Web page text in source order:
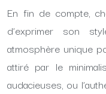
En fin de compte,
d’exprimer son
atmosphère unique
attiré par le
audacieuses, ou